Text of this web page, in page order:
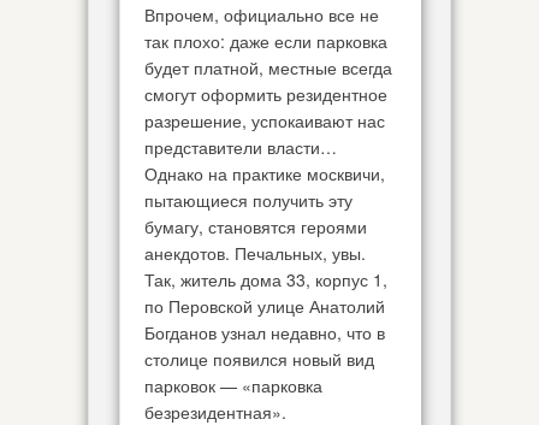
Впрочем, официально все не
так плохо: даже если парковка
будет платной, местные всегда
смогут оформить резидентное
разрешение, успокаивают нас
представители власти…
Однако на практике москвичи,
пытающиеся получить эту
бумагу, становятся героями
анекдотов. Печальных, увы.
Так, житель дома 33, корпус 1,
по Перовской улице Анатолий
Богданов узнал недавно, что в
столице появился новый вид
парковок — «парковка
безрезидентная».